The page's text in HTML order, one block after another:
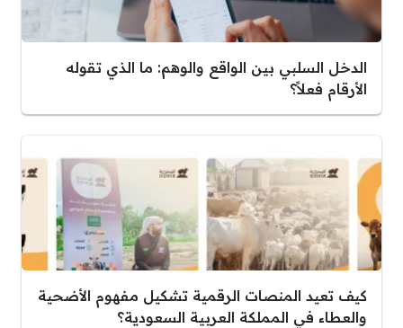
الدخل السلبي بين الواقع والوهم: ما الذي تقوله
الأرقام فعلاً؟
كيف تعيد المنصات الرقمية تشكيل مفهوم الأضحية
والعطاء في المملكة العربية السعودية؟